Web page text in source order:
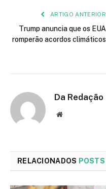
ARTIGO ANTERIOR
Trump anuncia que os EUA
romperão acordos climáticos
Da Redação
Site
RELACIONADOS POSTS